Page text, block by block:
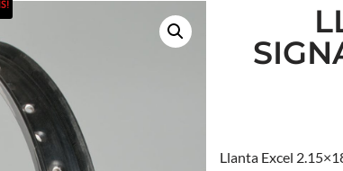
Llanta Excel